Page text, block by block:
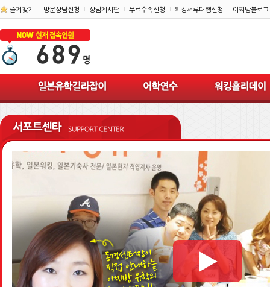
즐겨찾기 방문상담신청 상담게시판 무료수속신청 워킹서류대행신청 이찌방블로그